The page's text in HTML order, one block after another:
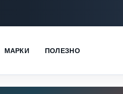
МАРКИ ПОЛЕЗНО